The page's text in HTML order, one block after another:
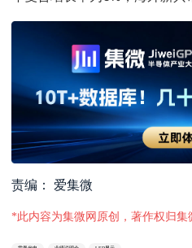
责编： 爱集微
*此内容为集微网原创，著作权归集